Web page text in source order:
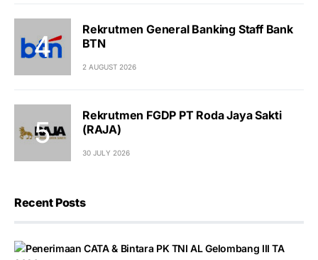
Rekrutmen General Banking Staff Bank
BTN
2 AUGUST 2026
Rekrutmen FGDP PT Roda Jaya Sakti
(RAJA)
30 JULY 2026
Recent Posts